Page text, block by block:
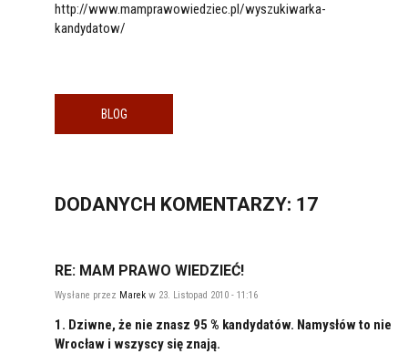
http://www.mamprawowiedziec.pl/wyszukiwarka-
kandydatow/
BLOG
DODANYCH KOMENTARZY: 17
RE: MAM PRAWO WIEDZIEĆ!
Wysłane przez Marek w 23. Listopad 2010 - 11:16
1. Dziwne, że nie znasz 95 % kandydatów. Namysłów to nie
Wrocław i wszyscy się znają.